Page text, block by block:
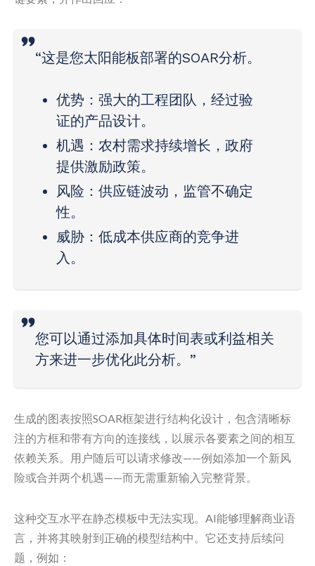
“这是您太阳能板部署的SOAR分析。
优势 ：强大的工程团队，经过验
证的产品设计。
机遇 ：农村需求持续增长，政府
提供激励政策。
风险 ：供应链波动，监管不确定
性。
威胁 ：低成本供应商的竞争进
入。
您可以通过添加具体时间表或利益相关
方来进一步优化此分析。”
生成的图表按照SOAR框架进行结构化设计，包含清晰标
注的方框和带有方向的连接线，以展示各要素之间的相互
依赖关系。用户随后可以请求修改——例如添加一个新风
险或合并两个机遇——而无需重新输入完整背景。
这种交互水平在静态模板中无法实现。AI能够理解商业语
言，并将其映射到正确的模型结构中。它还支持后续问
题，例如：